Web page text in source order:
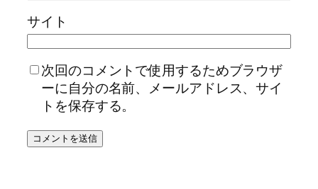
サイト
次回のコメントで使用するためブラウザ
ーに自分の名前、メールアドレス、サイ
トを保存する。